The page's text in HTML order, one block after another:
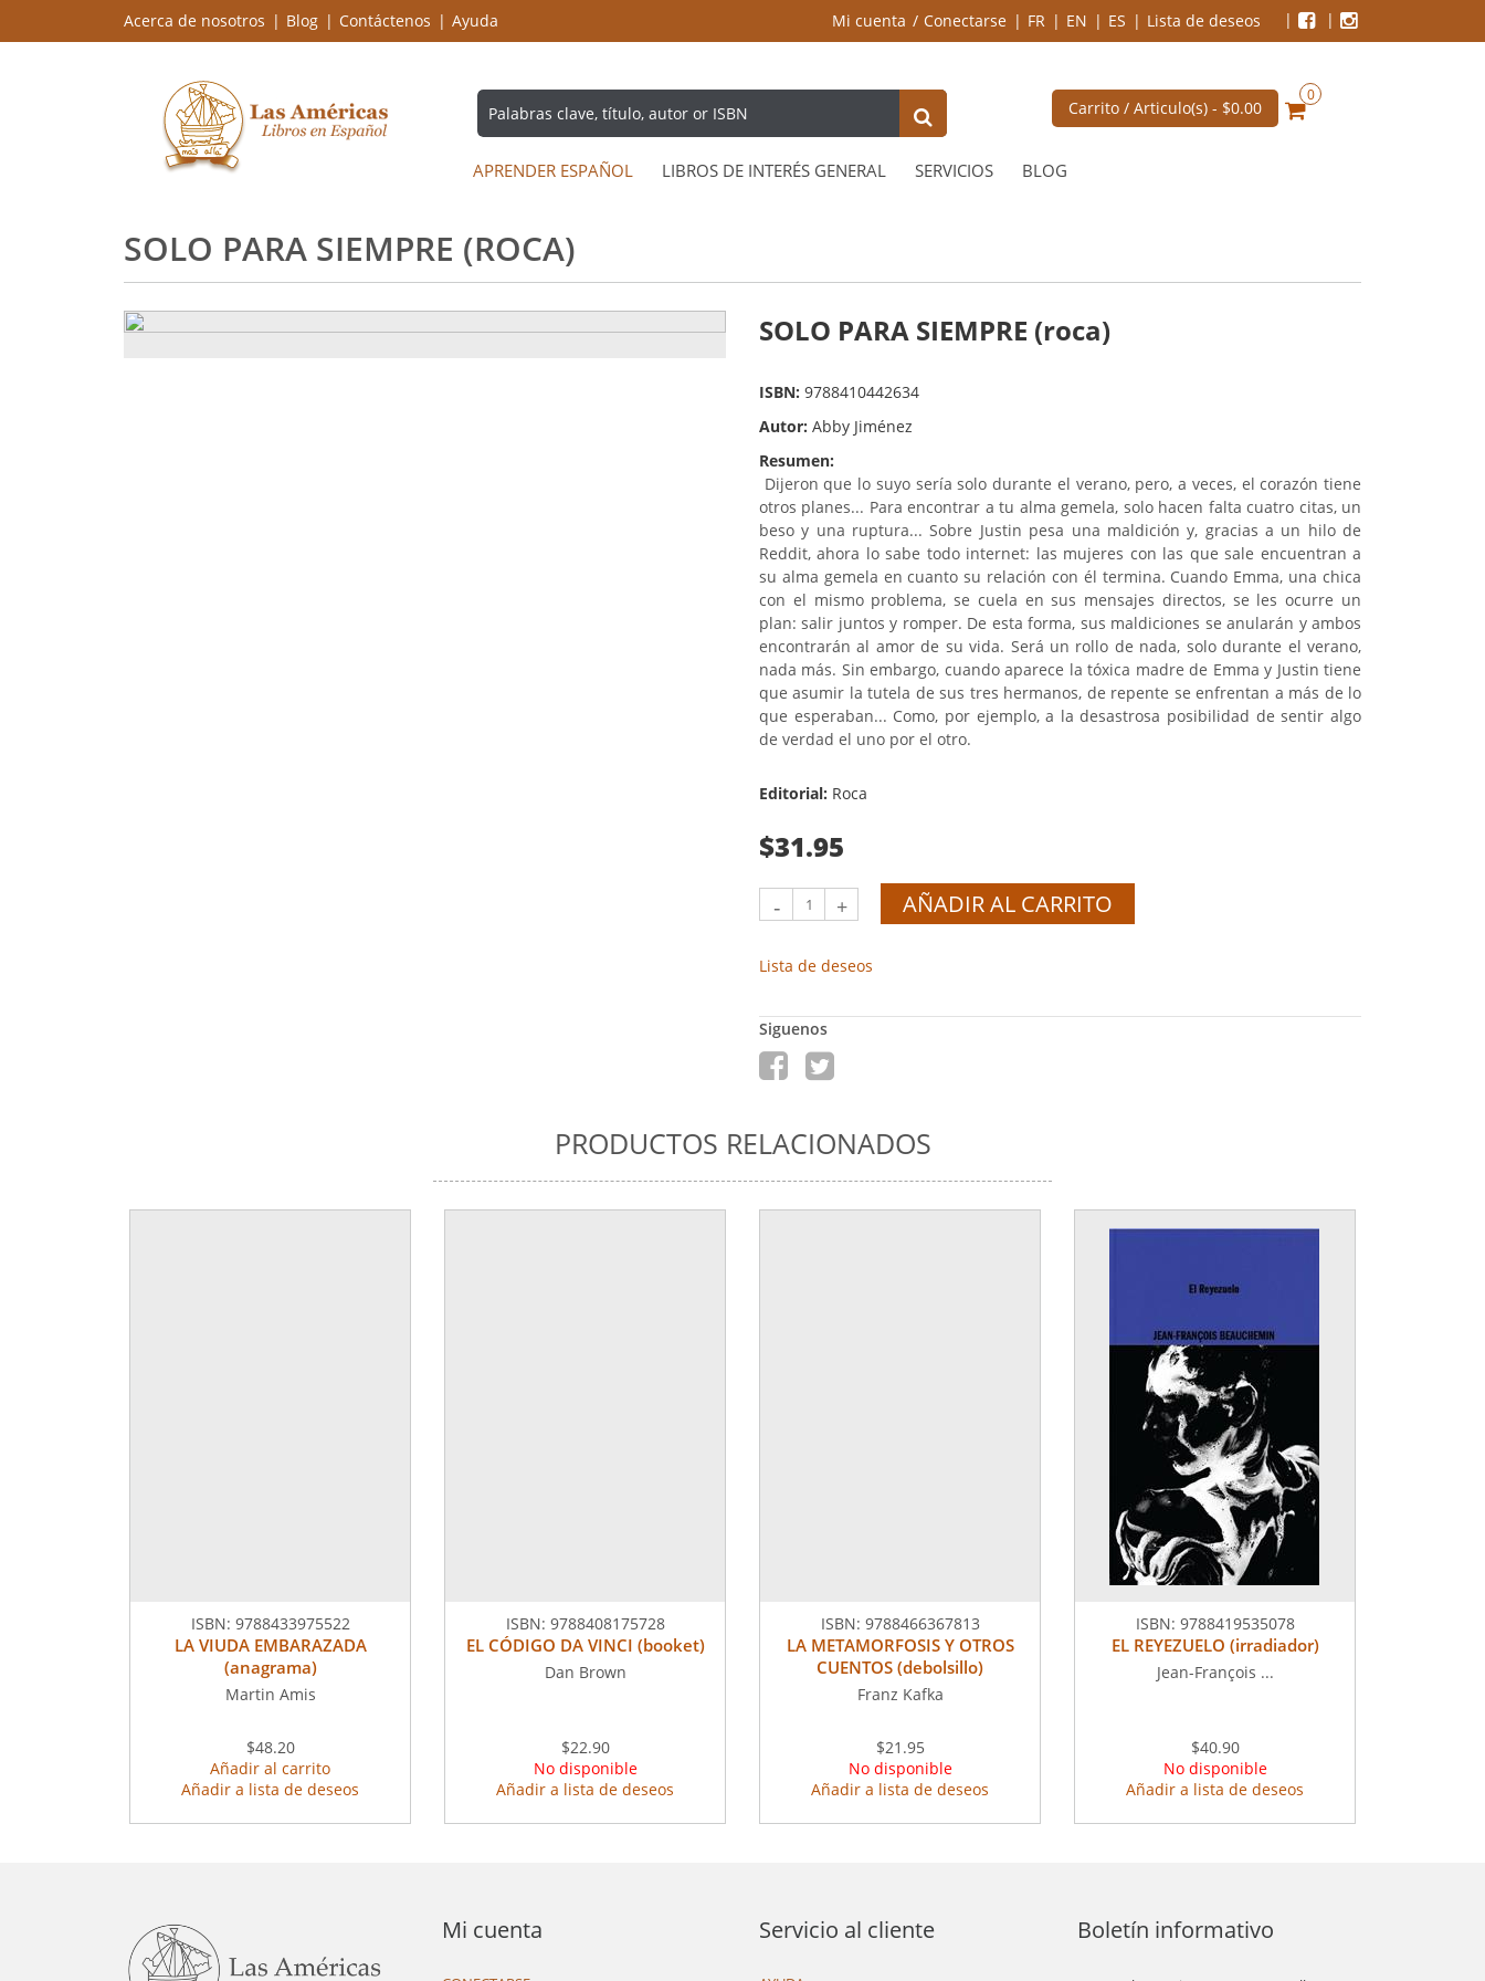
Acerca de nosotros Blog Contáctenos Ayuda Mi cuenta Conectarse FR EN ES Lista de deseos
Carrito / Articulo(s) - $0.00
0
APRENDER ESPAÑOL LIBROS DE INTERÉS GENERAL SERVICIOS BLOG
SOLO PARA SIEMPRE (ROCA)
SOLO PARA SIEMPRE (roca)
ISBN: 9788410442634
Autor: Abby Jiménez
Resumen:
Dijeron que lo suyo sería solo durante el verano, pero, a veces, el corazón tiene
otros planes... Para encontrar a tu alma gemela, solo hacen falta cuatro citas, un
beso y una ruptura... Sobre Justin pesa una maldición y, gracias a un hilo de
Reddit, ahora lo sabe todo internet: las mujeres con las que sale encuentran a
su alma gemela en cuanto su relación con él termina. Cuando Emma, una chica
con el mismo problema, se cuela en sus mensajes directos, se les ocurre un
plan: salir juntos y romper. De esta forma, sus maldiciones se anularán y ambos
encontrarán al amor de su vida. Será un rollo de nada, solo durante el verano,
nada más. Sin embargo, cuando aparece la tóxica madre de Emma y Justin tiene
que asumir la tutela de sus tres hermanos, de repente se enfrentan a más de lo
que esperaban... Como, por ejemplo, a la desastrosa posibilidad de sentir algo
de verdad el uno por el otro.
Editorial: Roca
$31.95
- + AÑADIR AL CARRITO
Lista de deseos
Siguenos
PRODUCTOS RELACIONADOS
ISBN: 9788433975522
LA VIUDA EMBARAZADA
(anagrama)
Martin Amis
$48.20
Añadir al carrito
Añadir a lista de deseos
ISBN: 9788408175728
EL CÓDIGO DA VINCI (booket)
Dan Brown
$22.90
No disponible
Añadir a lista de deseos
ISBN: 9788466367813
LA METAMORFOSIS Y OTROS
CUENTOS (debolsillo)
Franz Kafka
$21.95
No disponible
Añadir a lista de deseos
ISBN: 9788419535078
EL REYEZUELO (irradiador)
Jean-François ...
$40.90
No disponible
Añadir a lista de deseos
Mi cuenta Servicio al cliente Boletín informativo